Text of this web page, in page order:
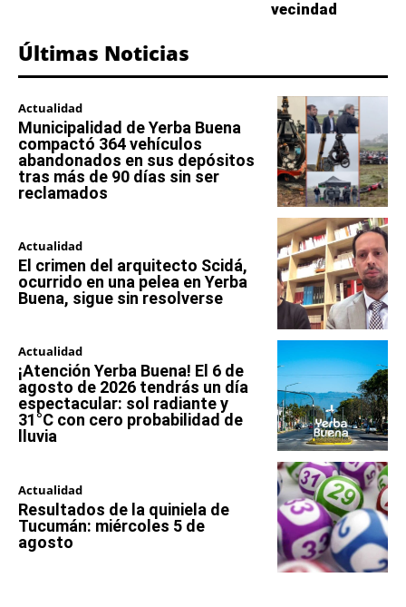
vecindad
Últimas Noticias
Actualidad
Municipalidad de Yerba Buena
compactó 364 vehículos
abandonados en sus depósitos
tras más de 90 días sin ser
reclamados
Actualidad
El crimen del arquitecto Scidá,
ocurrido en una pelea en Yerba
Buena, sigue sin resolverse
Actualidad
¡Atención Yerba Buena! El 6 de
agosto de 2026 tendrás un día
espectacular: sol radiante y
31°C con cero probabilidad de
lluvia
Actualidad
Resultados de la quiniela de
Tucumán: miércoles 5 de
agosto